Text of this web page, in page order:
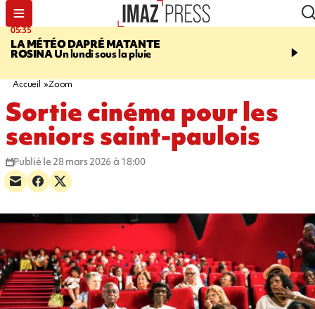
05:35
LA MÉTÉO DAPRÉ MATANTE
ROSINAUn lundi sous la pluie
07:47
ses deux enfants
Accueil Zoom
Sortie cinéma pour les
seniors saint-paulois
Publié le 28 mars 2026 à 18:00